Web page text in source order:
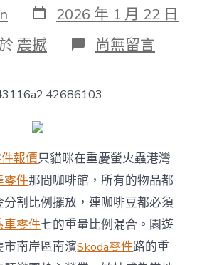
發
表
日
期
2026 年 1 月 22 日
震撼 在
〈為
落
貓
重
慶
一
貓
貓
主
題
樂
尚無留言
報價只貓咪在重慶螢火蟲港灣
零件那間咖啡館，所有的物品都
割比例擺放，連咖啡豆都必須
車零件七的重量比例混合。園遊
市南岸區南濱Skoda零件路的重